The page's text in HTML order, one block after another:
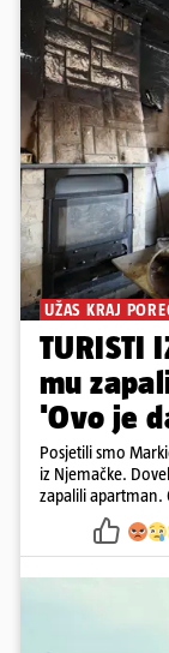
UŽAS KRAJ
TURISTI
mu
'Ovo je
Posjetili smo
iz Njemačke.
zapalili apartman.